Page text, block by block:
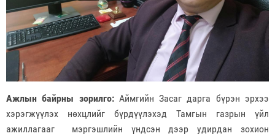
Ажлын байрны зорилго: Аймгийн Засаг дарга бүрэн эрхээ
хэрэгжүүлэх нөхцлийг бүрдүүлэхэд Тамгын газрын үйл
ажиллагааг мэргэшлийн үндсэн дээр удирдан зохион